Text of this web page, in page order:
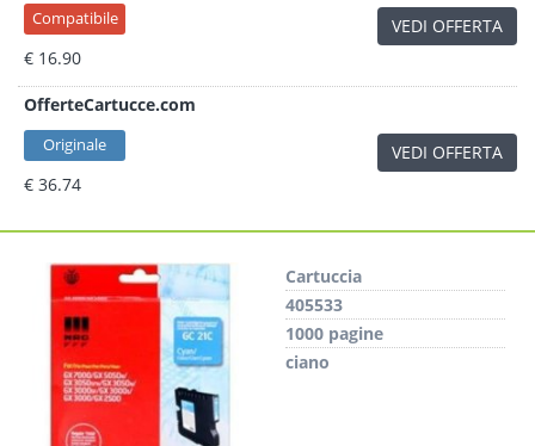
Compatibile
€ 16.90
VEDI OFFERTA
OfferteCartucce.com
Originale
€ 36.74
VEDI OFFERTA
Cartuccia
405533
1000 pagine
ciano